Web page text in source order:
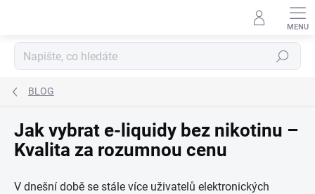
Hledat
BLOG
Jak vybrat e-liquidy bez nikotinu –
Kvalita za rozumnou cenu
V dnešní době se stále více uživatelů elektronických